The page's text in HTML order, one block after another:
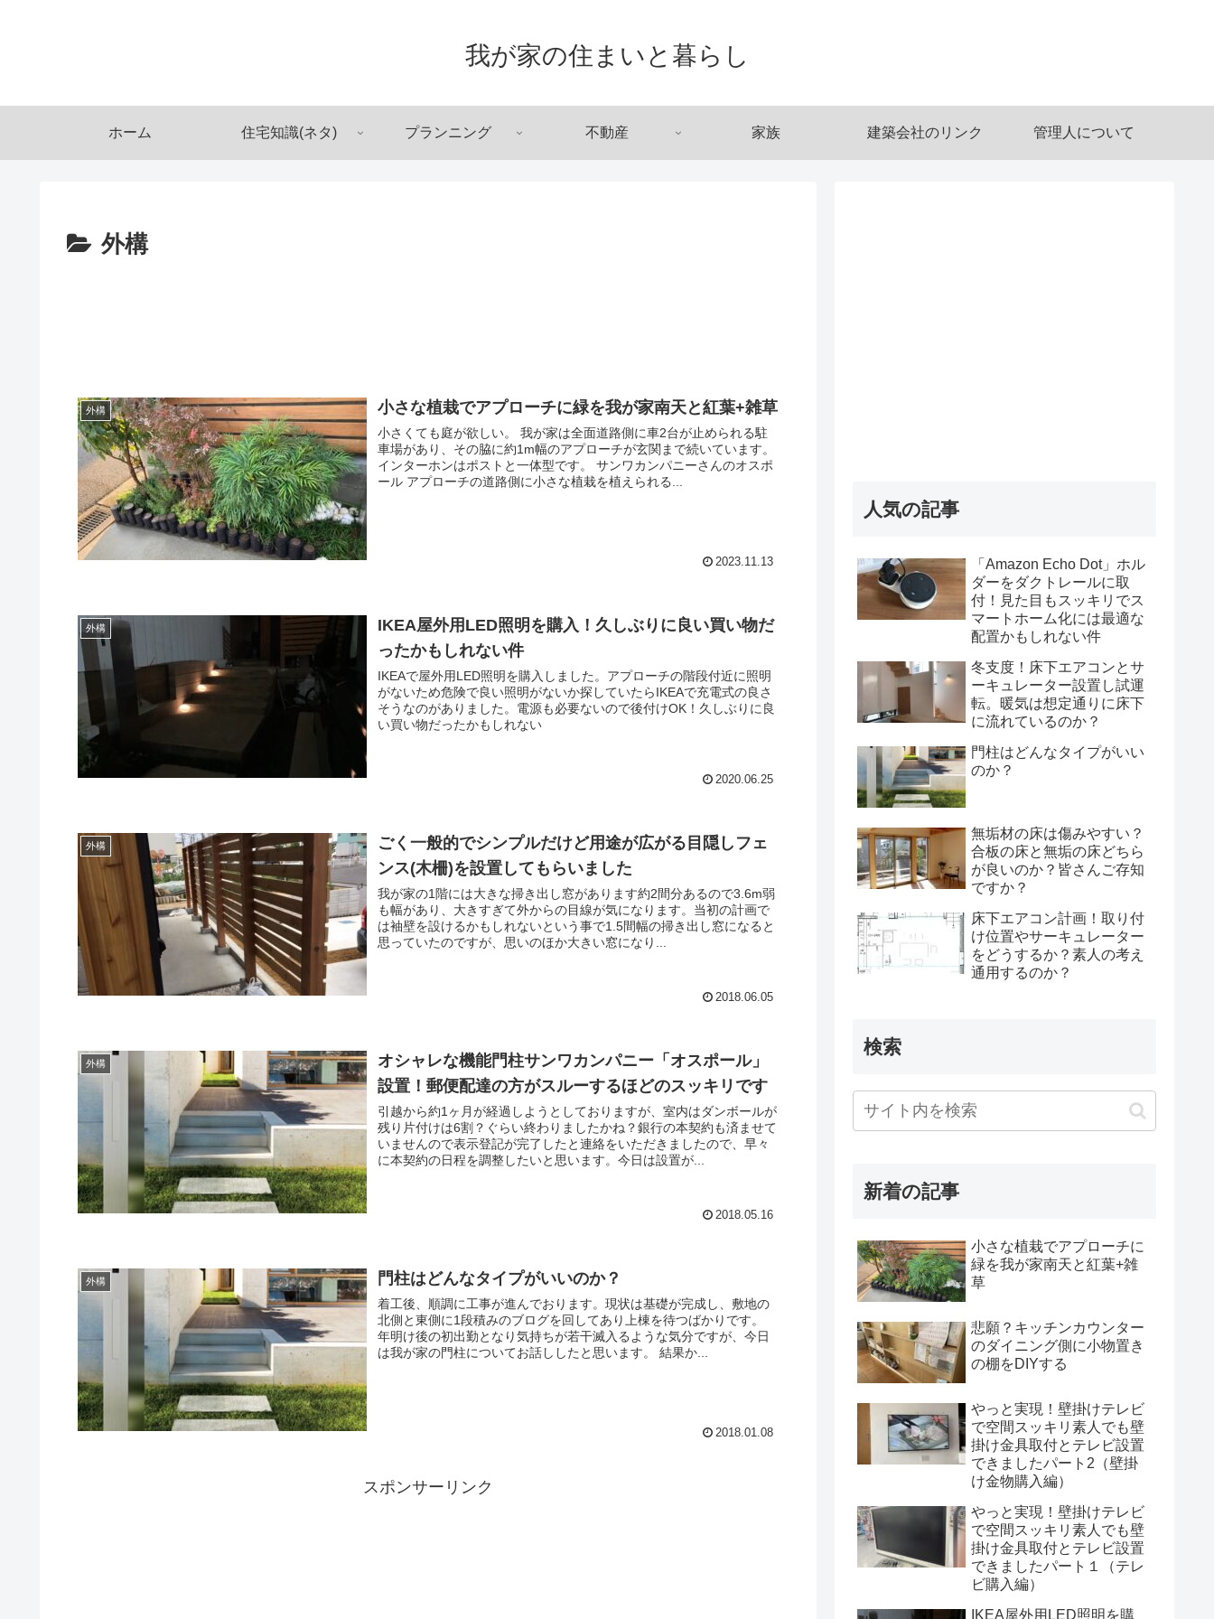
我が家の住まいと暮らし
ホーム 住宅知識(ネタ) プランニング 不動産 家族 建築会社のリンク 管理人について
外構
外構 小さな植栽でアプローチに緑を我が家南天と紅葉+雑草
小さくても庭が欲しい。 我が家は全面道路側に車2台が止められる駐
車場があり、その脇に約1m幅のアプローチが玄関まで続いています。
インターホンはポストと一体型です。 サンワカンパニーさんのオスポ
ール アプローチの道路側に小さな植栽を植えられる...
2023.11.13
外構
IKEA屋外用LED照明を購入！久しぶりに良い買い物だ
ったかもしれない件
IKEAで屋外用LED照明を購入しました。アプローチの階段付近に照明
がないため危険で良い照明がないか探していたらIKEAで充電式の良さ
そうなのがありました。電源も必要ないので後付けOK！久しぶりに良
い買い物だったかもしれない
2020.06.25
外構
ごく一般的でシンプルだけど用途が広がる目隠しフェ
ンス(木柵)を設置してもらいました
我が家の1階には大きな掃き出し窓があります約2間分あるので3.6m弱
も幅があり、大きすぎて外からの目線が気になります。当初の計画で
は袖壁を設けるかもしれないという事で1.5間幅の掃き出し窓になると
思っていたのですが、思いのほか大きい窓になり...
2018.06.05
外構
オシャレな機能門柱サンワカンパニー「オスポール」
設置！郵便配達の方がスルーするほどのスッキリです
引越から約1ヶ月が経過しようとしておりますが、室内はダンボールが
残り片付けは6割？ぐらい終わりましたかね？銀行の本契約も済ませて
いませんので表示登記が完了したと連絡をいただきましたので、早々
に本契約の日程を調整したいと思います。今日は設置が...
2018.05.16
外構 門柱はどんなタイプがいいのか？
着工後、順調に工事が進んでおります。現状は基礎が完成し、敷地の
北側と東側に1段積みのブログを回してあり上棟を待つばかりです。
年明け後の初出勤となり気持ちが若干滅入るような気分ですが、今日
は我が家の門柱についてお話ししたと思います。 結果か...
2018.01.08
スポンサーリンク
人気の記事
「Amazon Echo Dot」ホル
ダーをダクトレールに取
付！見た目もスッキリでス
マートホーム化には最適な
配置かもしれない件
冬支度！床下エアコンとサ
ーキュレーター設置し試運
転。暖気は想定通りに床下
に流れているのか？
門柱はどんなタイプがいい
のか？
無垢材の床は傷みやすい？
合板の床と無垢の床どちら
が良いのか？皆さんご存知
ですか？
床下エアコン計画！取り付
け位置やサーキュレーター
をどうするか？素人の考え
通用するのか？
検索
新着の記事
小さな植栽でアプローチに
緑を我が家南天と紅葉+雑
草
悲願？キッチンカウンター
のダイニング側に小物置き
の棚をDIYする
やっと実現！壁掛けテレビ
で空間スッキリ素人でも壁
掛け金具取付とテレビ設置
できましたパート2（壁掛
け金物購入編）
やっと実現！壁掛けテレビ
で空間スッキリ素人でも壁
掛け金具取付とテレビ設置
できましたパート１（テレ
ビ購入編）
IKEA屋外用LED照明を購